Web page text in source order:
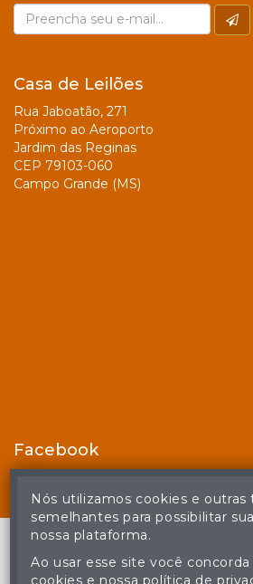
Casa de Leilões
Rua Jaboatão, 271
Próximo ao Aeroporto
Jardim das Reginas
CEP 79103-060
Campo Grande (MS)
Facebook
Nós utilizamos cookies e outras
semelhantes para possibilitar
nossa plataforma.
Ao usar esse site você
cookies e nossa política de